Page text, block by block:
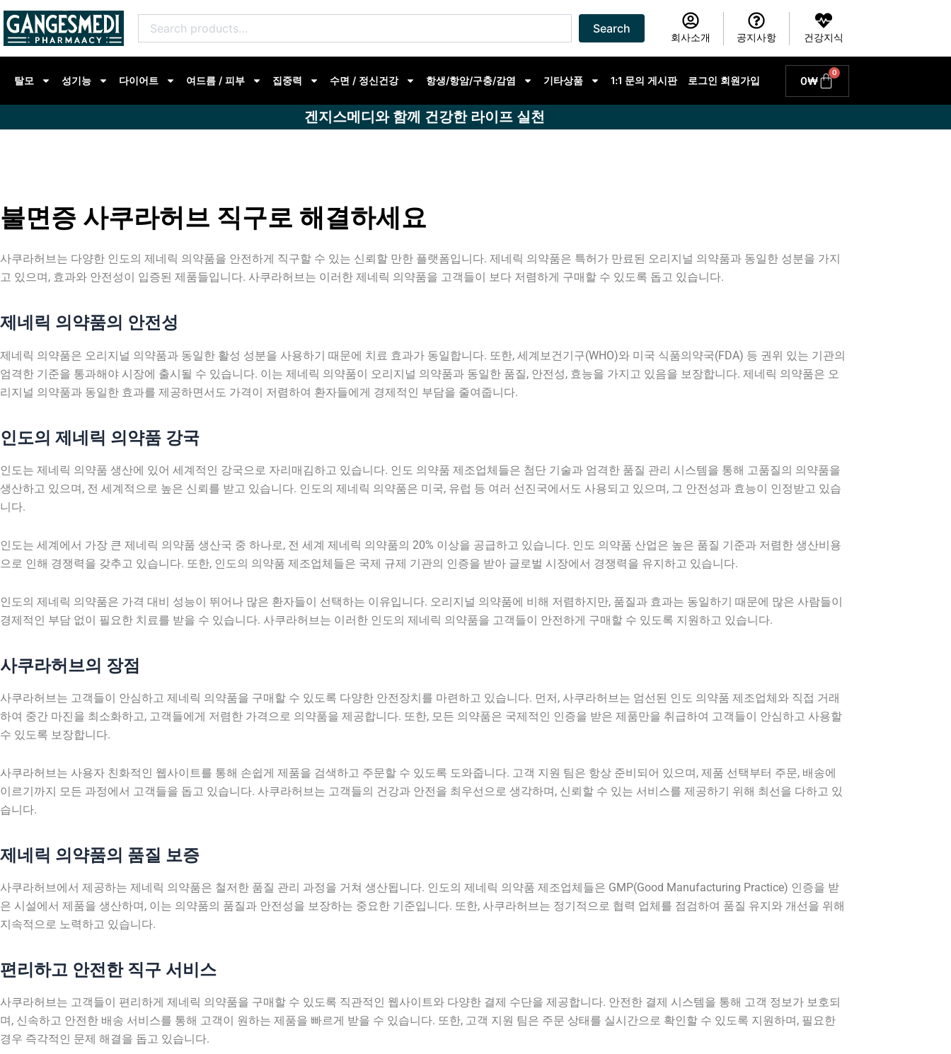
콘
텐
츠
for:
Search
회사소개 공지사항 건강지식
탈모 성기능 다이어트 여드름 / 피부 집중력 수면 / 정신건강 항생/항암/구충/감염 기타상품 1:1 문의 게시판 로그인 회원가입 0₩
0
Cart
겐지스메디와 함께 건강한 라이프 실천
불면증 사쿠라허브 직구로 해결하세요
사쿠라허브는 다양한 인도의 제네릭 의약품을 안전하게 직구할 수 있는 신뢰할 만한 플랫폼입니다. 제네릭 의약품은 특허가 만료된 오리지널 의약품과 동일한 성분을 가지
고 있으며, 효과와 안전성이 입증된 제품들입니다. 사쿠라허브는 이러한 제네릭 의약품을 고객들이 보다 저렴하게 구매할 수 있도록 돕고 있습니다.
제네릭 의약품의 안전성
제네릭 의약품은 오리지널 의약품과 동일한 활성 성분을 사용하기 때문에 치료 효과가 동일합니다. 또한, 세계보건기구(WHO)와 미국 식품의약국(FDA) 등 권위 있는 기관의
엄격한 기준을 통과해야 시장에 출시될 수 있습니다. 이는 제네릭 의약품이 오리지널 의약품과 동일한 품질, 안전성, 효능을 가지고 있음을 보장합니다. 제네릭 의약품은 오
리지널 의약품과 동일한 효과를 제공하면서도 가격이 저렴하여 환자들에게 경제적인 부담을 줄여줍니다.
인도의 제네릭 의약품 강국
인도는 제네릭 의약품 생산에 있어 세계적인 강국으로 자리매김하고 있습니다. 인도 의약품 제조업체들은 첨단 기술과 엄격한 품질 관리 시스템을 통해 고품질의 의약품을
생산하고 있으며, 전 세계적으로 높은 신뢰를 받고 있습니다. 인도의 제네릭 의약품은 미국, 유럽 등 여러 선진국에서도 사용되고 있으며, 그 안전성과 효능이 인정받고 있습
니다.
인도는 세계에서 가장 큰 제네릭 의약품 생산국 중 하나로, 전 세계 제네릭 의약품의 20% 이상을 공급하고 있습니다. 인도 의약품 산업은 높은 품질 기준과 저렴한 생산비용
으로 인해 경쟁력을 갖추고 있습니다. 또한, 인도의 의약품 제조업체들은 국제 규제 기관의 인증을 받아 글로벌 시장에서 경쟁력을 유지하고 있습니다.
인도의 제네릭 의약품은 가격 대비 성능이 뛰어나 많은 환자들이 선택하는 이유입니다. 오리지널 의약품에 비해 저렴하지만, 품질과 효과는 동일하기 때문에 많은 사람들이
경제적인 부담 없이 필요한 치료를 받을 수 있습니다. 사쿠라허브는 이러한 인도의 제네릭 의약품을 고객들이 안전하게 구매할 수 있도록 지원하고 있습니다.
사쿠라허브의 장점
사쿠라허브는 고객들이 안심하고 제네릭 의약품을 구매할 수 있도록 다양한 안전장치를 마련하고 있습니다. 먼저, 사쿠라허브는 엄선된 인도 의약품 제조업체와 직접 거래
하여 중간 마진을 최소화하고, 고객들에게 저렴한 가격으로 의약품을 제공합니다. 또한, 모든 의약품은 국제적인 인증을 받은 제품만을 취급하여 고객들이 안심하고 사용할
수 있도록 보장합니다.
사쿠라허브는 사용자 친화적인 웹사이트를 통해 손쉽게 제품을 검색하고 주문할 수 있도록 도와줍니다. 고객 지원 팀은 항상 준비되어 있으며, 제품 선택부터 주문, 배송에
이르기까지 모든 과정에서 고객들을 돕고 있습니다. 사쿠라허브는 고객들의 건강과 안전을 최우선으로 생각하며, 신뢰할 수 있는 서비스를 제공하기 위해 최선을 다하고 있
습니다.
제네릭 의약품의 품질 보증
사쿠라허브에서 제공하는 제네릭 의약품은 철저한 품질 관리 과정을 거쳐 생산됩니다. 인도의 제네릭 의약품 제조업체들은 GMP(Good Manufacturing Practice) 인증을 받
은 시설에서 제품을 생산하며, 이는 의약품의 품질과 안전성을 보장하는 중요한 기준입니다. 또한, 사쿠라허브는 정기적으로 협력 업체를 점검하여 품질 유지와 개선을 위해
지속적으로 노력하고 있습니다.
편리하고 안전한 직구 서비스
사쿠라허브는 고객들이 편리하게 제네릭 의약품을 구매할 수 있도록 직관적인 웹사이트와 다양한 결제 수단을 제공합니다. 안전한 결제 시스템을 통해 고객 정보가 보호되
며, 신속하고 안전한 배송 서비스를 통해 고객이 원하는 제품을 빠르게 받을 수 있습니다. 또한, 고객 지원 팀은 주문 상태를 실시간으로 확인할 수 있도록 지원하며, 필요한
경우 즉각적인 문제 해결을 돕고 있습니다.